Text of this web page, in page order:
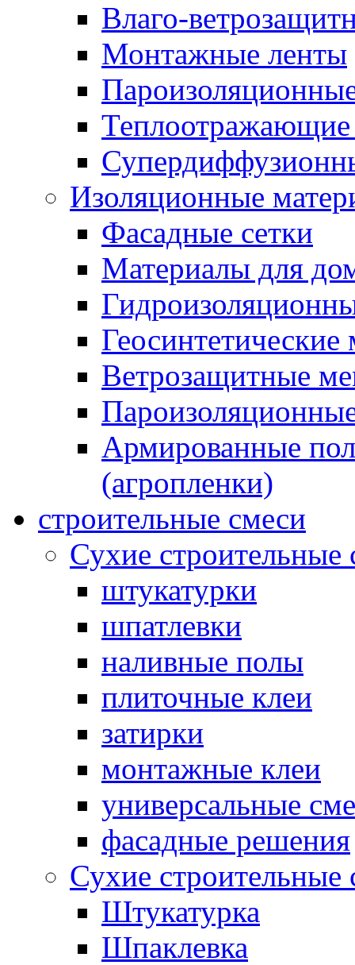
Влаго-
Монтажные ленты
Теплоотражающие
Изоляционные
Фасадные сетки
Материалы для
Геосинтетические
Ветрозащитные
Армированные
(агропленки)
строительные смеси
Сухие строительные
штукатурки
шпатлевки
наливные полы
плиточные клеи
затирки
монтажные клеи
универсальные
фасадные решения
Сухие
Штукатурка
Шпаклевка